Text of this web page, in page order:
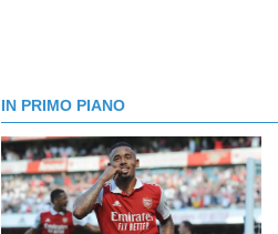
IN PRIMO PIANO